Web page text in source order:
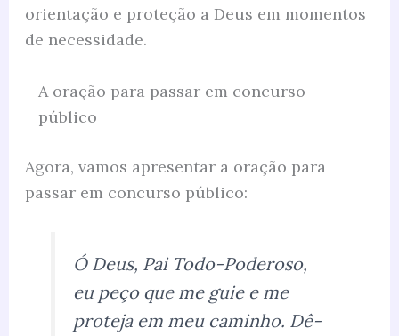
orientação e proteção a Deus em momentos
de necessidade.
A oração para passar em concurso
público
Agora, vamos apresentar a oração para
passar em concurso público:
Ó Deus, Pai Todo-Poderoso,
eu peço que me guie e me
proteja em meu caminho. Dê-